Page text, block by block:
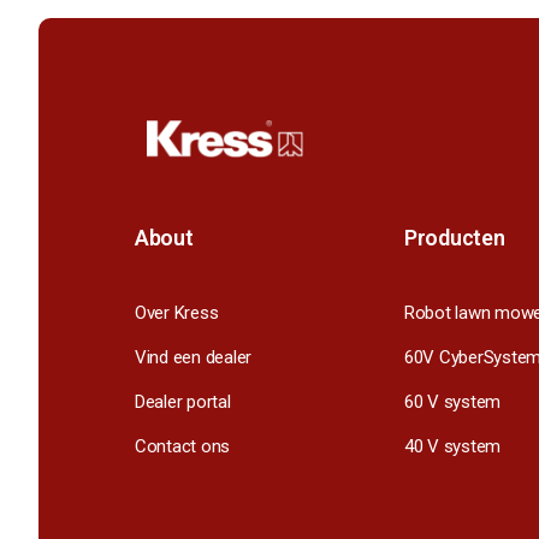
About
Over Kress
Vind een dealer
Dealer portal
Contact ons
Producten
Robot lawn
60V CyberSystem
60 V system
40 V system